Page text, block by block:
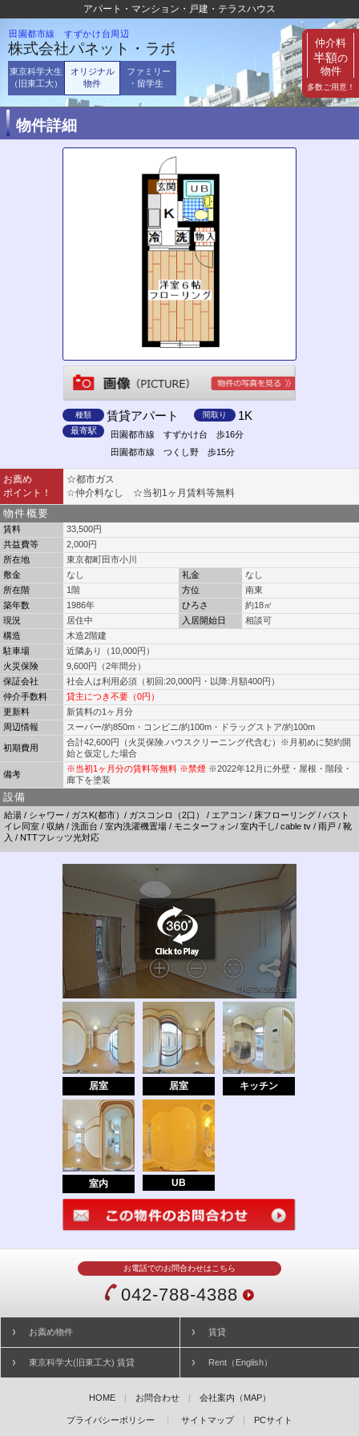
アパート・マンション・戸建・テラスハウス
田園都市線 すずかけ台周辺
株式会社パネット・ラボ
東京科学大生
（旧東工大）
オリジナル
物件
ファミリー
・留学生
仲介料
半額の
物件
多数ご用意！
物件詳細
種類 賃貸アパート 間取り 1K
最寄駅
田園都市線 すずかけ台 歩16分
田園都市線 つくし野 歩15分
お薦め
ポイント！
☆都市ガス
☆仲介料なし ☆当初1ヶ月賃料等無料
物件概要
賃料
33,500円
共益費等
2,000円
所在地
東京都町田市小川
敷金
なし 礼金
なし
所在階
1階 方位
南東
築年数
1986年 ひろさ
約18㎡
現況
居住中 入居開始日
相談可
構造
木造2階建
駐車場
近隣あり（10,000円）
火災保険
9,600円（2年間分）
保証会社
社会人は利用必須（初回:20,000円・以降:月額400円）
仲介手数料
貸主につき不要（0円）
更新料
新賃料の1ヶ月分
周辺情報
スーパー/約850m・コンビニ/約100m・ドラッグストア/約100m
初期費用
合計42,600円（火災保険.ハウスクリーニング代含む）※月初めに契約開
始と仮定した場合
備考
※当初1ヶ月分の賃料等無料 ※禁煙 ※2022年12月に外壁・屋根・階段・
廊下を塗装
設備
給湯 / シャワー / ガスK(都市）/ ガスコンロ（2口） / エアコン / 床フローリング / バスト
イレ同室 / 収納 / 洗面台 / 室内洗濯機置場 / モニターフォン/ 室内干し/ cable tv / 雨戸 / 靴
入 / NTTフレッツ光対応
居室 居室 キッチン
室内 UB
お電話でのお問合わせはこちら
042-788-4388
お薦め物件 賃貸
東京科学大(旧東工大) 賃貸 Rent（English）
HOME| お問合わせ| 会社案内（MAP）
プライバシーポリシー ｜ サイトマップ| PCサイト